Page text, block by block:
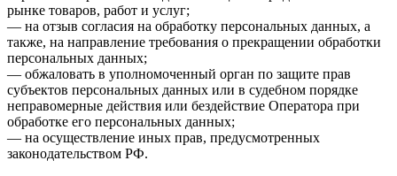
рынке товаров, работ и услуг;
— на отзыв согласия на обработку персональных данных, а
также, на направление требования о прекращении обработки
персональных данных;
— обжаловать в уполномоченный орган по защите прав
субъектов персональных данных или в судебном порядке
неправомерные действия или бездействие Оператора при
обработке его персональных данных;
— на осуществление иных прав, предусмотренных
законодательством РФ.